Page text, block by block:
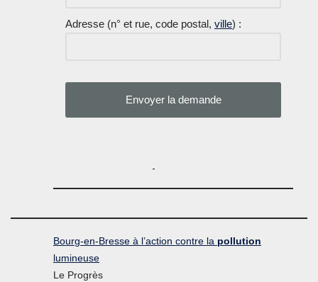
Adresse (n° et rue, code postal, ville) :
Bourg-en-Bresse à l’action contre la pollution
lumineuse
Le Progrès